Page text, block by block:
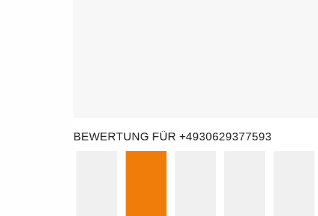
BEWERTUNG FÜR +4930629377593